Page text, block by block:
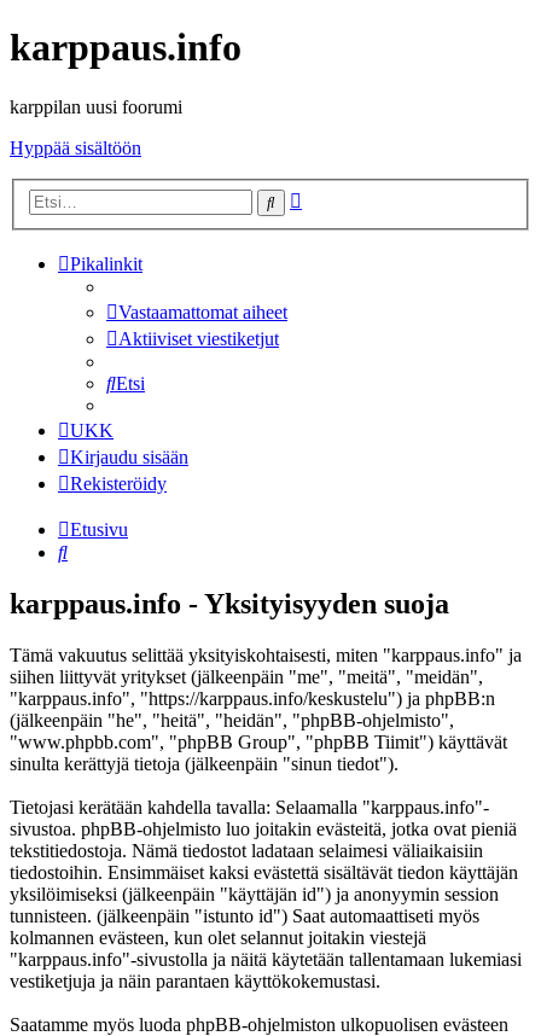
karppaus.info
karppilan uusi foorumi
Hyppää sisältöön
Etsi
Pikalinkit
Vastaamattomat aiheet
Aktiiviset viestiketjut
Etsi
UKK
Kirjaudu sisään
Rekisteröidy
Etusivu
Etsi
karppaus.info - Yksityisyyden suoja
Tämä vakuutus selittää yksityiskohtaisesti, miten "karppaus.info" ja
siihen liittyvät yritykset (jälkeenpäin "me", "meitä", "meidän",
"karppaus.info", "https://karppaus.info/keskustelu") ja phpBB:n
(jälkeenpäin "he", "heitä", "heidän", "phpBB-ohjelmisto",
"www.phpbb.com", "phpBB Group", "phpBB Tiimit") käyttävät
sinulta kerättyjä tietoja (jälkeenpäin "sinun tiedot").
Tietojasi kerätään kahdella tavalla: Selaamalla "karppaus.info"-
sivustoa. phpBB-ohjelmisto luo joitakin evästeitä, jotka ovat pieniä
tekstitiedostoja. Nämä tiedostot ladataan selaimesi väliaikaisiin
tiedostoihin. Ensimmäiset kaksi evästettä sisältävät tiedon käyttäjän
yksilöimiseksi (jälkeenpäin "käyttäjän id") ja anonyymin session
tunnisteen. (jälkeenpäin "istunto id") Saat automaattiseti myös
kolmannen evästeen, kun olet selannut joitakin viestejä
"karppaus.info"-sivustolla ja näitä käytetään tallentamaan lukemiasi
vestiketjuja ja näin parantaen käyttökokemustasi.
Saatamme myös luoda phpBB-ohjelmiston ulkopuolisen evästeen